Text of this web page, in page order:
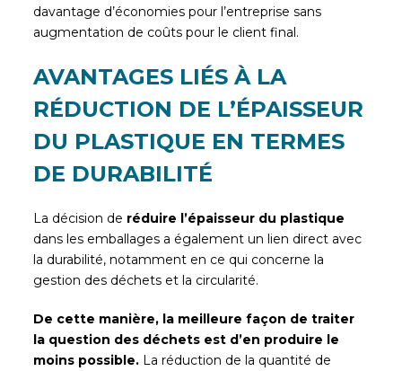
davantage d’économies pour l’entreprise sans
augmentation de coûts pour le client final.
AVANTAGES LIÉS À LA
RÉDUCTION DE L’ÉPAISSEUR
DU PLASTIQUE EN TERMES
DE DURABILITÉ
La décision de réduire l’épaisseur du plastique
dans les emballages a également un lien direct avec
la durabilité, notamment en ce qui concerne la
gestion des déchets et la circularité.
De cette manière, la meilleure façon de traiter
la question des déchets est d’en produire le
moins possible. La réduction de la quantité de